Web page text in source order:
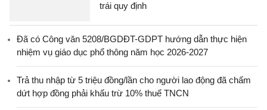
trái quy định
Đã có Công văn 5208/BGDĐT-GDPT hướng dẫn thực hiện
nhiệm vụ giáo dục phổ thông năm học 2026-2027
Trả thu nhập từ 5 triệu đồng/lần cho người lao động đã chấm
dứt hợp đồng phải khấu trừ 10% thuế TNCN